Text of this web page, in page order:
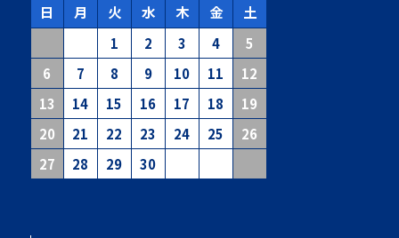
日
月 火 水 木 金 土
1 2 3 4
5
6
7 8 9 10 11
12
13
14 15 16 17 18
19
20
21 22 23 24 25
26
27
28 29 30